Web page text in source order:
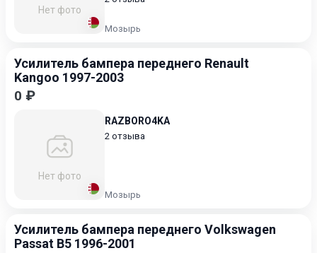
Нет фото
Мозырь
Усилитель бампера переднего Renault
Kangoo 1997-2003
0 ₽
Нет фото
RAZBORO4KA
2 отзыва
Мозырь
Усилитель бампера переднего Volkswagen
Passat B5 1996-2001